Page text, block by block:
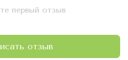
первый отзыв
отзыв